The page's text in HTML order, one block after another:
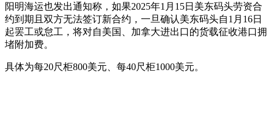
阳明海运也发出通知称，如果2025年1月15日美东码头劳资合
约到期且双方无法签订新合约，一旦确认美东码头自1月16日
起罢工或怠工，将对自美国、加拿大进出口的货载征收港口拥
堵附加费。
具体为每20尺柜800美元、每40尺柜1000美元。